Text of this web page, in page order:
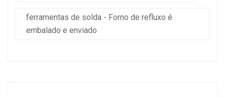
ferramentas de solda - Forno de refluxo é
embalado e enviado